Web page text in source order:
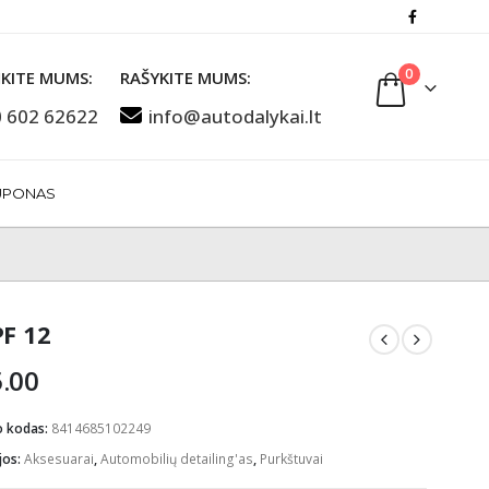
MUMS:
602 62622
RAŠYKITE MUMS:
info@autodalykai.lt
0
12
kodas: 8414685102249
Aksesuarai,Automobilių detailing'as, Purkštuvai